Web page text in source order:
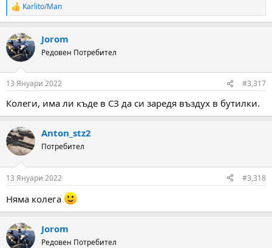
R
e
c
t
i
s
Karlito/Man
Jorom
Редовен Потребител
13 Януари 2022 #3,317
Колеги, има ли къде в СЗ да си заредя въздух в бутилки.
Anton_stz2
Потребител
13 Януари 2022 #3,318
Няма колега
Jorom
Редовен Потребител